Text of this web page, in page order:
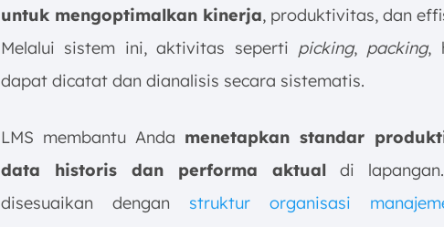
untuk mengoptimalkan kinerja, produktivitas, dan
Melalui sistem ini, aktivitas seperti picking, packing,
dapat dicatat dan dianalisis secara sistematis.
LMS membantu Anda menetapkan standar
data historis dan performa aktual di
disesuaikan dengan struktur organisasi